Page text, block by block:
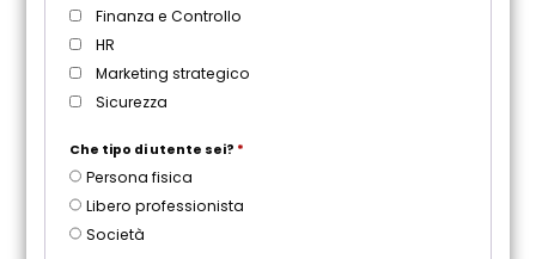
Finanza e Controllo
HR
Marketing strategico
Sicurezza
Che tipo di utente sei? *
Persona fisica
Libero professionista
Società